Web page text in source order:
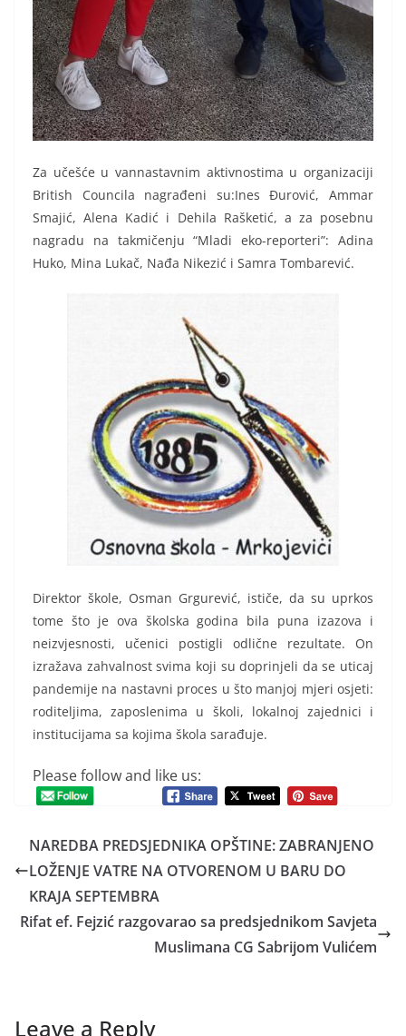
Za učešće u vannastavnim aktivnostima u organizaciji
British Councila nagrađeni su:Ines Đurović, Ammar
Smajić, Alena Kadić i Dehila Rašketić, a za posebnu
nagradu na takmičenju “Mladi eko-reporteri”: Adina
Huko, Mina Lukač, Nađa Nikezić i Samra Tombarević.
Direktor škole, Osman Grgurević, ističe, da su uprkos
tome što je ova školska godina bila puna izazova i
neizvjesnosti, učenici postigli odlične rezultate. On
izražava zahvalnost svima koji su doprinjeli da se uticaj
pandemije na nastavni proces u što manjoj mjeri osjeti:
roditeljima, zaposlenima u školi, lokalnoj zajednici i
institucijama sa kojima škola sarađuje.
Please follow and like us:
NAREDBA PREDSJEDNIKA OPŠTINE: ZABRANJENO
LOŽENJE VATRE NA OTVORENOM U BARU DO
KRAJA SEPTEMBRA
Rifat ef. Fejzić razgovarao sa predsjednikom Savjeta
Muslimana CG Sabrijom Vulićem
Leave a Reply